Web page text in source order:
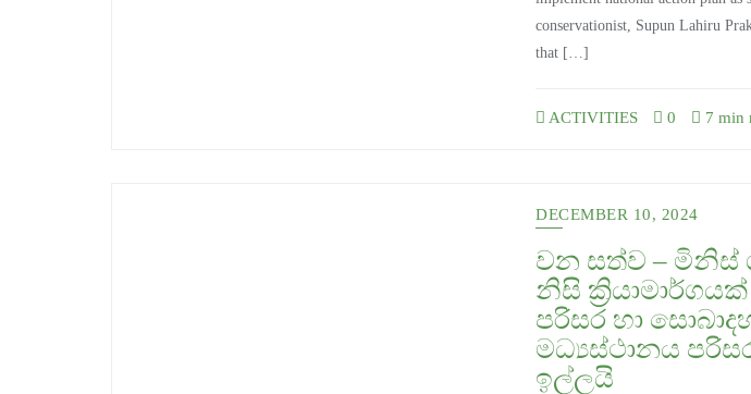
conservationist, Supun Lahiru
that […]
ACTIVITIES 0 7 min
DECEMBER 10, 2024
වන සත්ව – මිනිස්
නිසි
පරිසර හා
මධ්‍යස්ථානය
ඉල්ලයි